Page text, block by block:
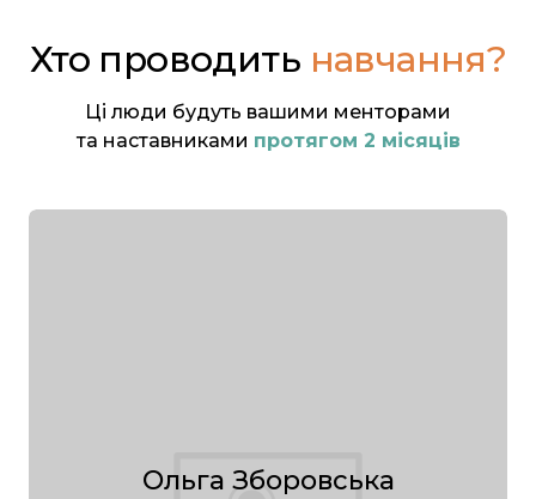
Хто проводить навчання?
Ці люди будуть вашими менторами
та наставниками протягом 2 місяців
Ольга Зборовська